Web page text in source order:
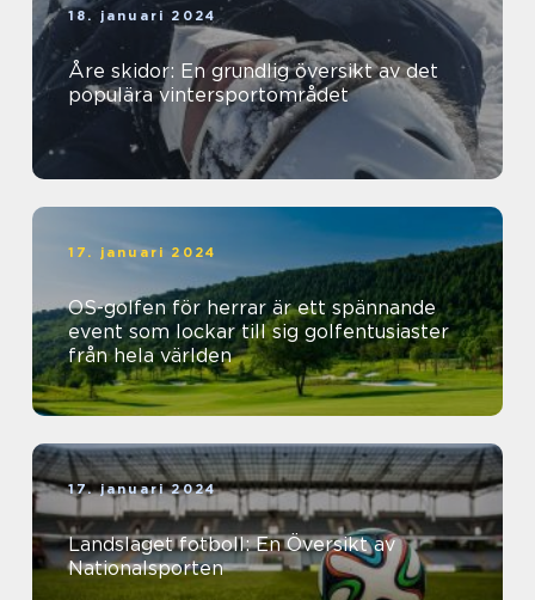
18. januari 2024
Åre skidor: En grundlig översikt av det
populära vintersportområdet
17. januari 2024
OS-golfen för herrar är ett spännande
event som lockar till sig golfentusiaster
från hela världen
17. januari 2024
Landslaget fotboll: En Översikt av
Nationalsporten